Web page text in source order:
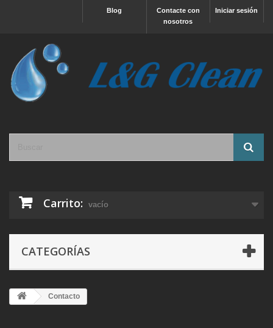
Iniciar sesión
Contacte con
nosotros
Blog
Carrito: vacío
CATEGORÍAS
Contacto